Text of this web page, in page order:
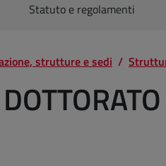
Statuto e regolamenti
strutture e sedi